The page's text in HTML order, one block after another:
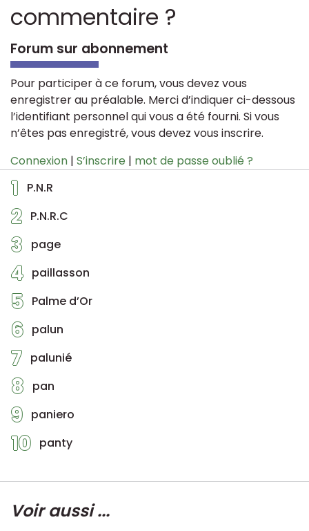
1 P.N.R
2 P.N.R.C
3 page
4 paillasson
5 Palme d’Or
6 palun
7 palunié
8 pan
9 paniero
10 panty
commentaire ?
Forum sur abonnement
Pour participer à ce forum, vous devez vous
enregistrer au préalable. Merci d’indiquer ci-dessous
l’identifiant personnel qui vous a été fourni. Si vous
n’êtes pas enregistré, vous devez vous inscrire.
Connexion | S’inscrire | mot de passe oublié ?
Voir aussi ...